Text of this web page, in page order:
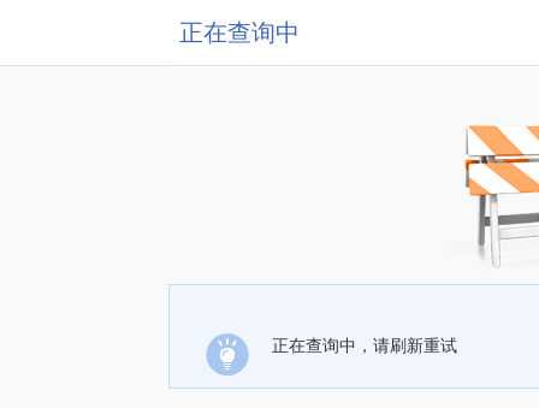
正在查询中
正在查询中，请刷新重试